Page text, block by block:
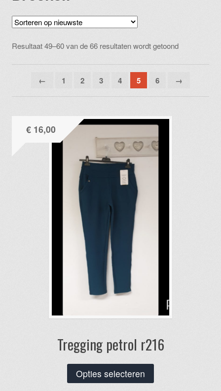
Resultaat 49–60 van de 66 resultaten wordt getoondGesorteerd
← 1 2 3 4 5 6 →
Tregging petrol r216
€16,00
Opties selecteren
product